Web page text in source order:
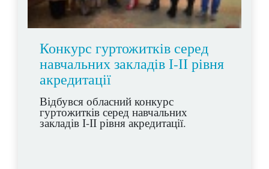
Конкурс гуртожитків серед
навчальних закладів І-ІІ рівня
акредитації
Відбувся обласний конкурс
гуртожитків серед навчальних
закладів І-ІІ рівня акредитації.